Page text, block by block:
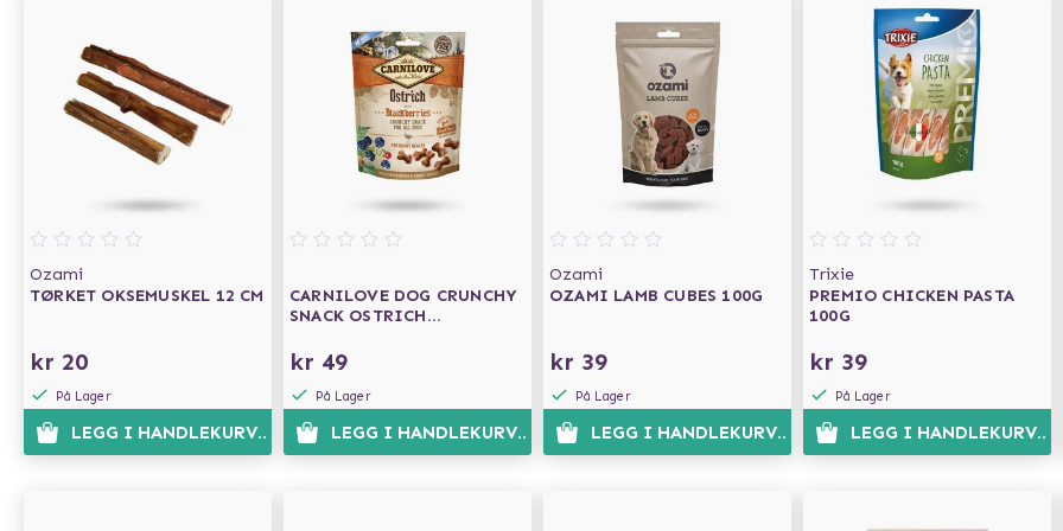
Ozami
TØRKET OKSEMUSKEL 12 CM
kr 20
På Lager
LEGG I HANDLEKURVEN
CARNILOVE DOG CRUNCHY
SNACK OSTRICH
kr 49
På Lager
LEGG I HANDLEKURVEN
Ozami
OZAMI LAMB CUBES 100G
kr 39
På Lager
LEGG I HANDLEKURVEN
Trixie
PREMIO CHICKEN PASTA
100G
kr 39
På Lager
LEGG I HANDLEKURVEN